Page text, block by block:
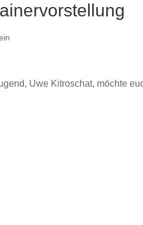
Uwe Kitroschat, möchte